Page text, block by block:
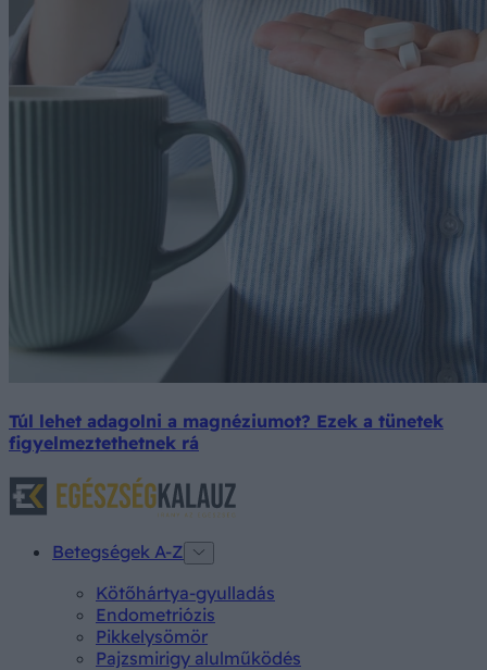
Túl lehet adagolni a magnéziumot? Ezek a tünetek
figyelmeztethetnek rá
Betegségek A-Z
Kötőhártya-gyulladás
Endometriózis
Pikkelysömör
Pajzsmirigy alulműködés